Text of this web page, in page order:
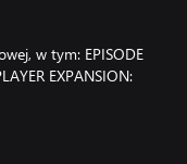
w tym: EPISODE
EXPANSION: